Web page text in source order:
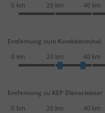
0 km
20 km 40 km
Entfernung zum Kombiterminal
0 km
20 km 40 km
Entfernung zu KEP Dienstleister
0 km
20 km 40 km